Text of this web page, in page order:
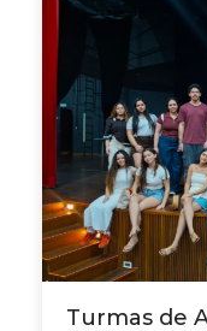
Turmas de